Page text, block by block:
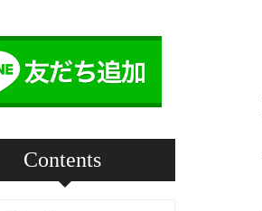
Contents